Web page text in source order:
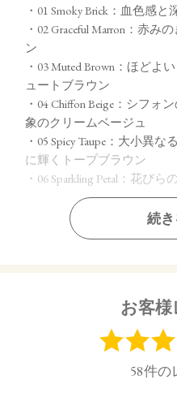
・01 Smoky Brick：血色感
・02 Graceful Marron：赤
ン
・03 Muted Brown：ほどよ
ュートブラウン
・04 Chiffon Beige：シフ
象のクリームベージュ
・05 Spicy Taupe：大小異
に輝くトープブラウン
・06 Sparkling Petal：花び
クリングピンク
・07 Dazzling Sugar：繊細
を増すダズリングゴールド
指先またはお手持ちのチップ
続
お客